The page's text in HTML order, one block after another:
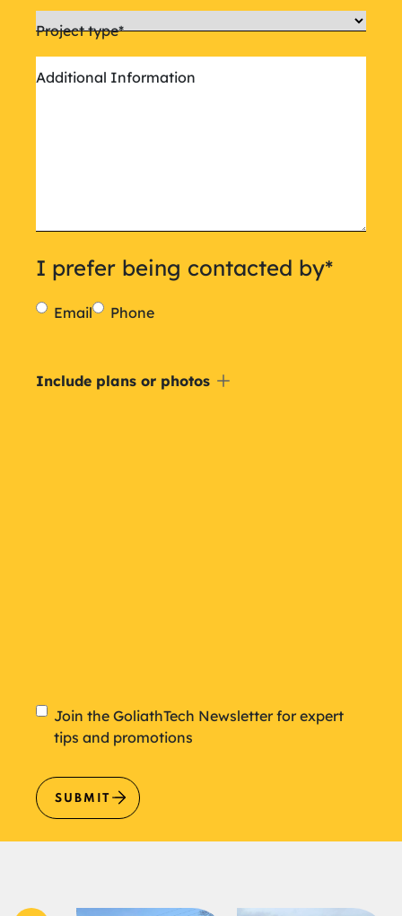
Project type*
Additional Information
I prefer being contacted by*
Email Phone
Include
Include plans or photos
Newsletter
Join the GoliathTech Newsletter for expert
tips and promotions
SUBMIT